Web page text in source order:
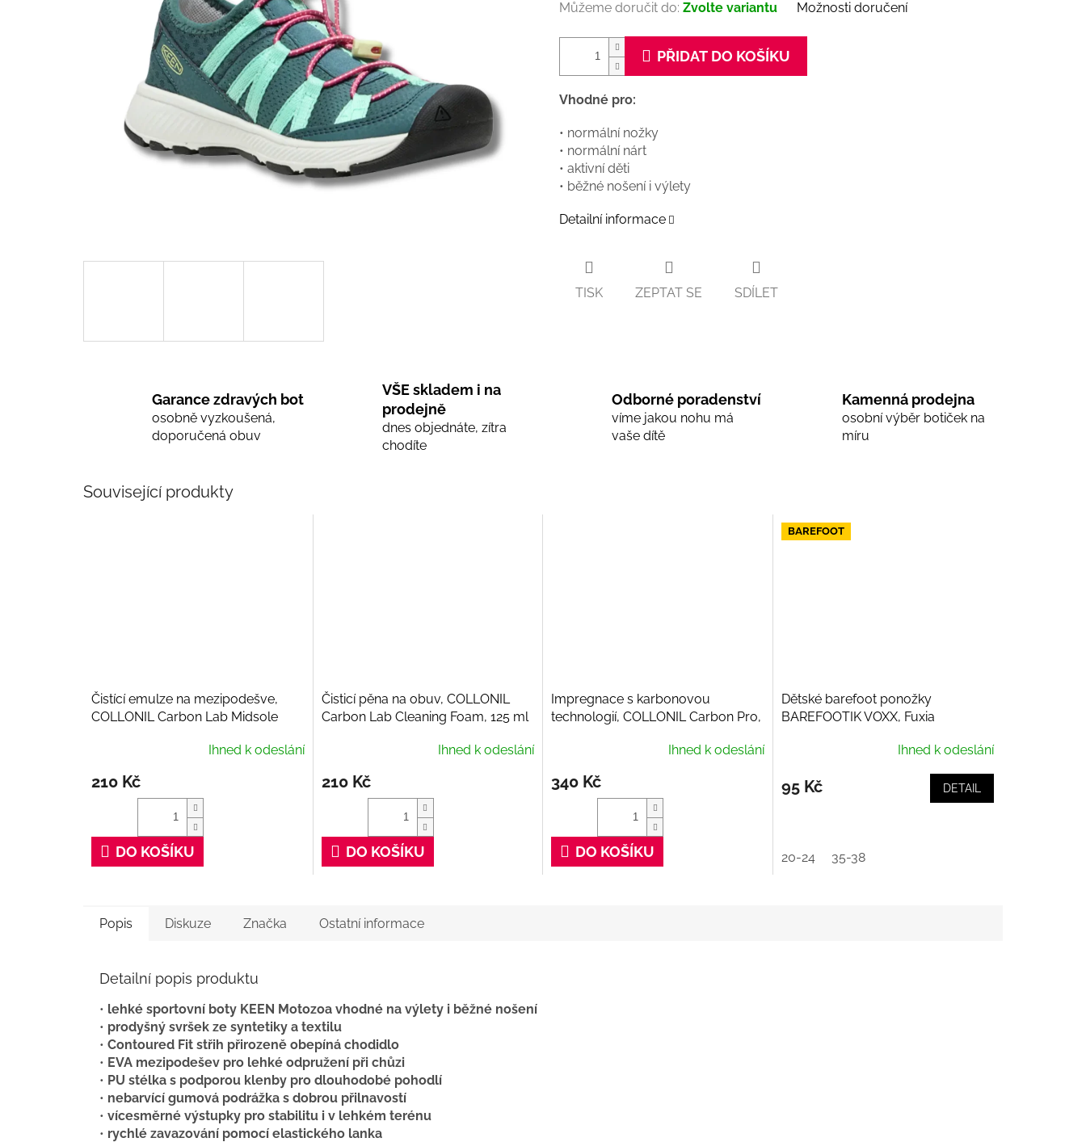
Můžeme doručit do: Zvolte variantu Možnosti doručení
PŘIDAT DO KOŠÍKU
Vhodné pro:
• normální nožky
• normální nárt
• aktivní děti
• běžné nošení i výlety
Detailní informace
TISK ZEPTAT SE SDÍLET
Garance zdravých bot
osobně vyzkoušená,
doporučená obuv
VŠE skladem i na
prodejně
dnes objednáte, zítra
chodíte
Odborné poradenství
víme jakou nohu má
vaše dítě
Kamenná prodejna
osobní výběr botiček na
míru
Související produkty
Čistící emulze na mezipodešve,
COLLONIL Carbon Lab Midsole
Ihned k odeslání
210 Kč
DO KOŠÍKU
Čisticí pěna na obuv, COLLONIL
Carbon Lab Cleaning Foam, 125 ml
Ihned k odeslání
210 Kč
DO KOŠÍKU
Impregnace s karbonovou
technologií, COLLONIL Carbon Pro,
Ihned k odeslání
340 Kč
DO KOŠÍKU
BAREFOOT
Dětské barefoot ponožky
BAREFOOTIK VOXX, Fuxia
Ihned k odeslání
95 Kč DETAIL
20-24 35-38
Popis Diskuze Značka Ostatní informace
Detailní popis produktu
• lehké sportovní boty KEEN Motozoa vhodné na výlety i běžné nošení
• prodyšný svršek ze syntetiky a textilu
• Contoured Fit střih přirozeně obepíná chodidlo
• EVA mezipodešev pro lehké odpružení při chůzi
• PU stélka s podporou klenby pro dlouhodobé pohodlí
• nebarvící gumová podrážka s dobrou přilnavostí
• vícesměrné výstupky pro stabilitu i v lehkém terénu
• rychlé zavazování pomocí elastického lanka